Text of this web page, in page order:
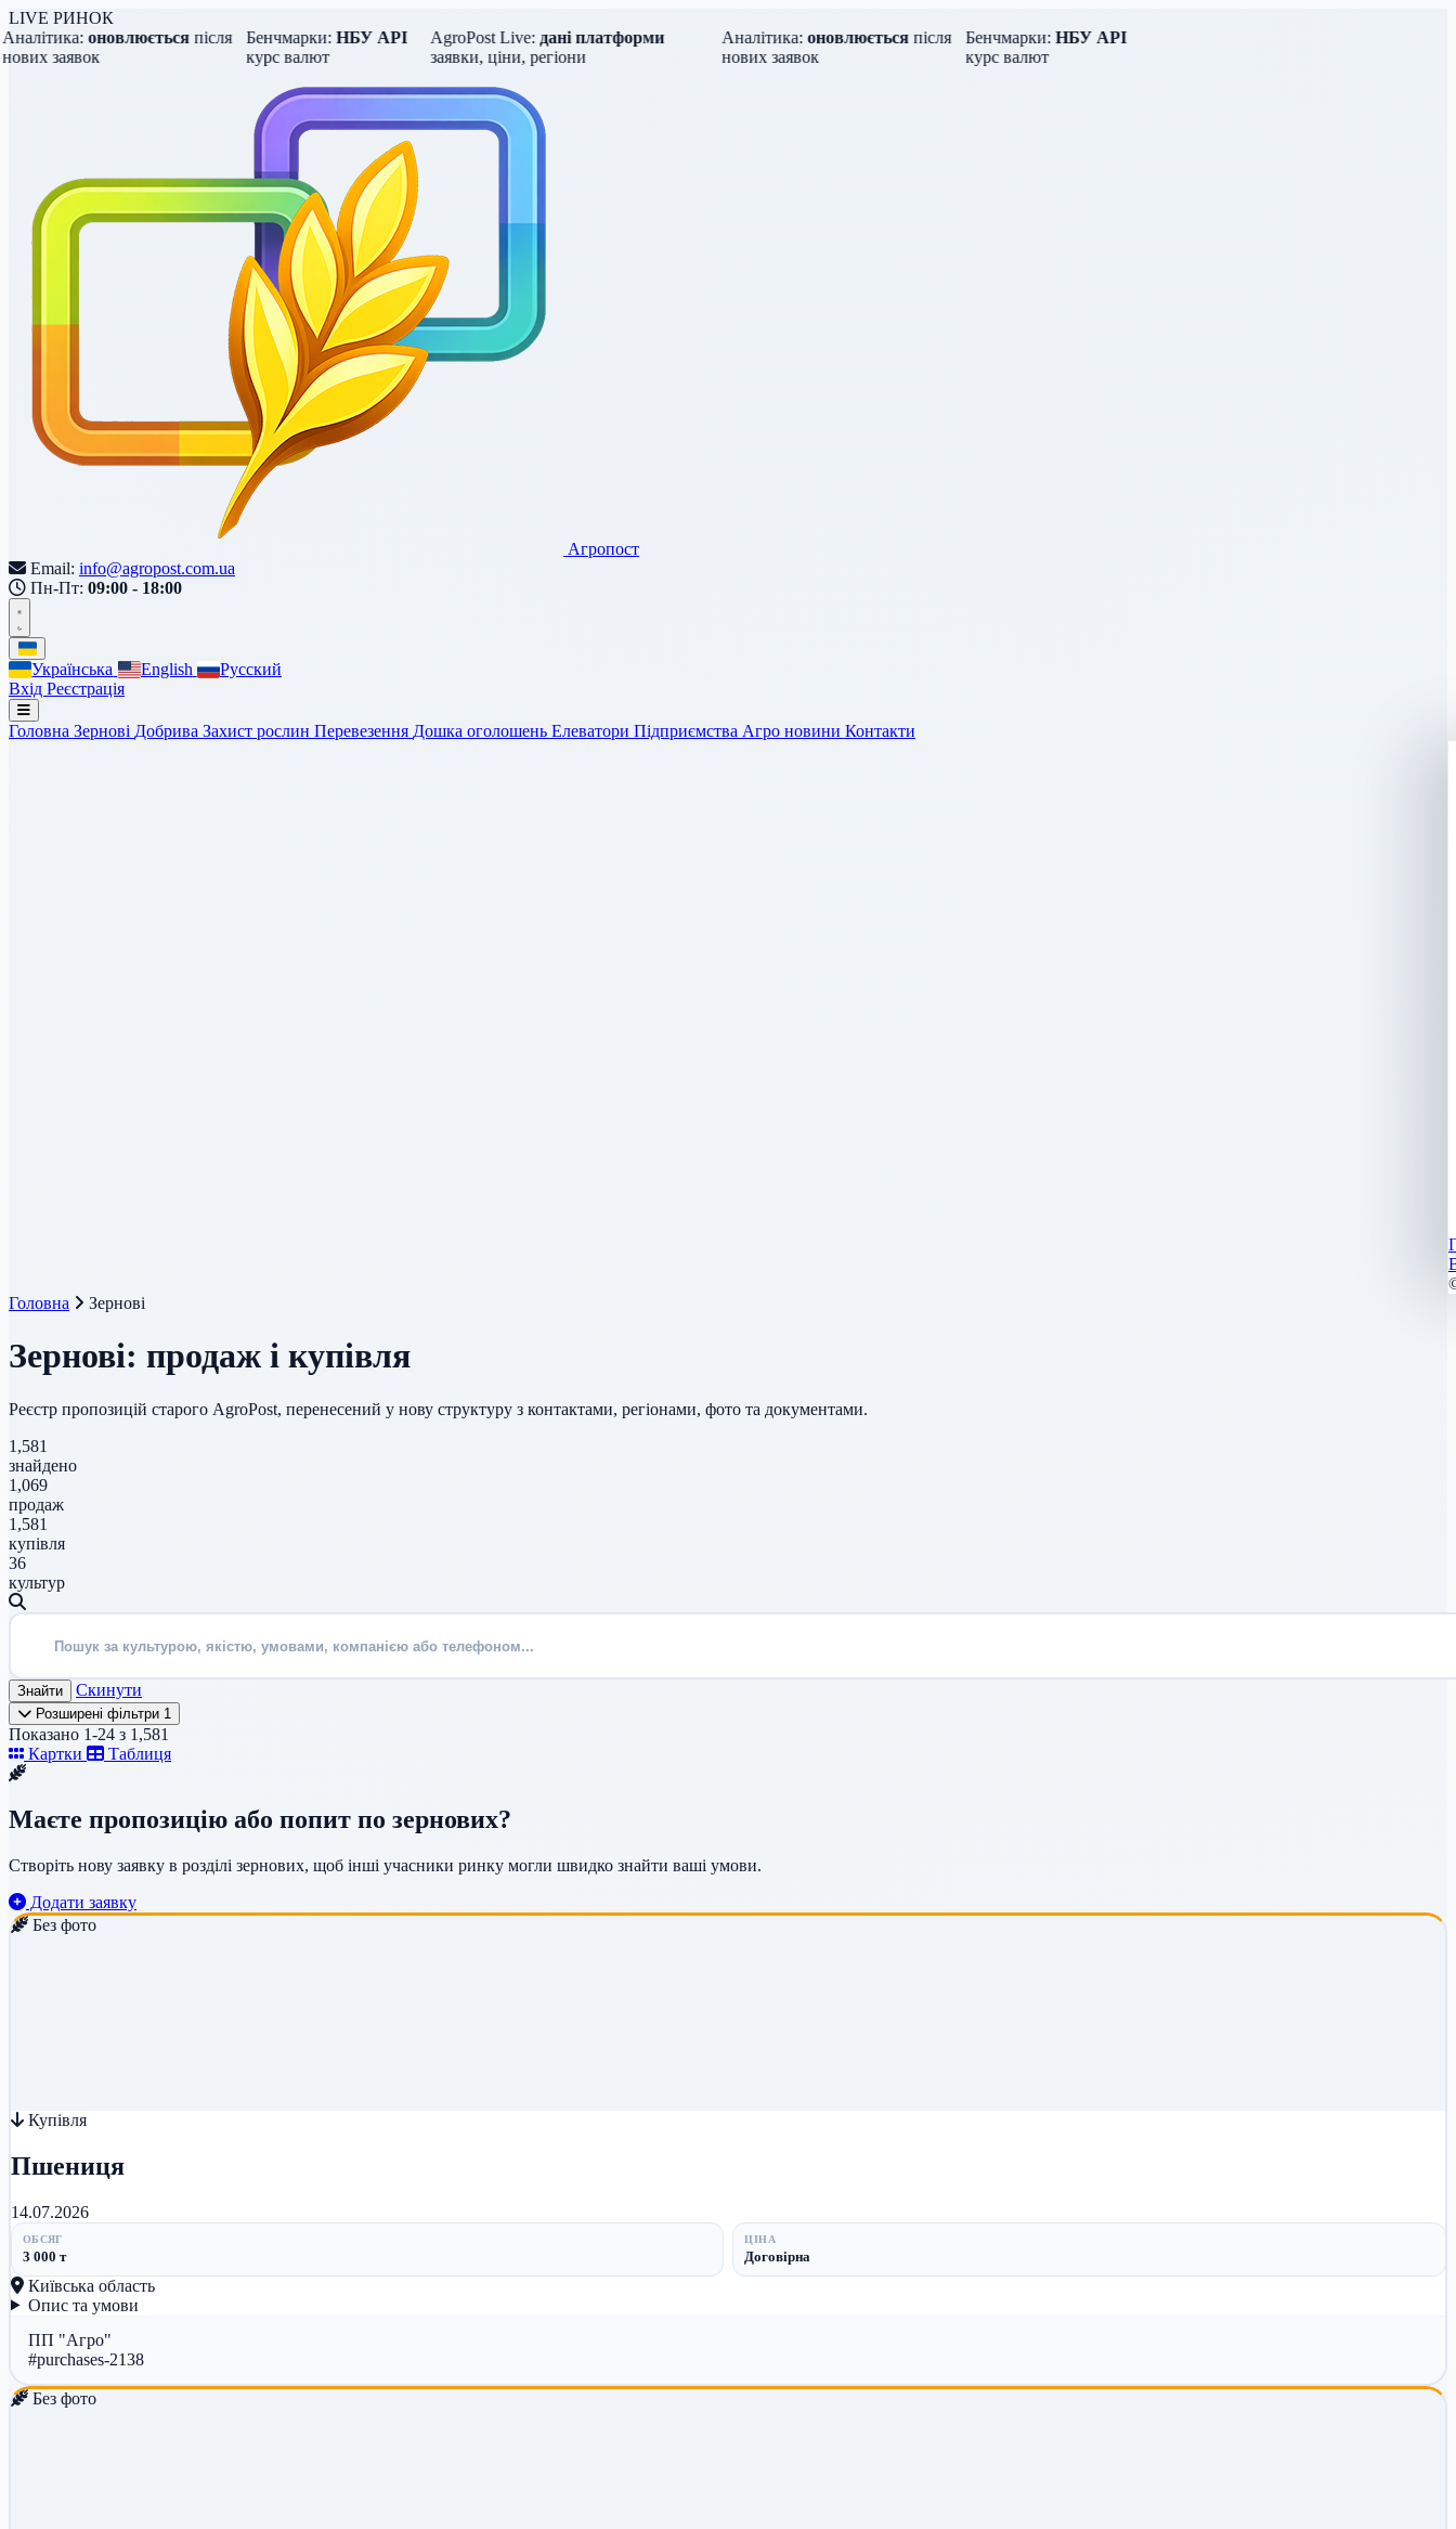
LIVE РИНОК
оновлюється після
заявок
Бенчмарки:НБУ API
курс валют
AgroPost Live:дані платформи
заявки, ціни, регіони
Аналітика:оновлюється після
нових заявок
Бенчмарки:НБУ API
курс валют
Агропост
Email: info@agropost.com.ua
Пн-Пт: 09:00 - 18:00
Українська English
Русский
Вхід Реєстрація
Головна Зернові Добрива Захист рослин Перевезення Дошка оголошень Елеватори Підприємства Агро новини Контакти
Головна
Зернові
Зернові: продаж і купівля
Реєстр пропозицій старого AgroPost, перенесений у нову структуру з контактами, регіонами, фото та документами.
1,581
знайдено
1,069
продаж
1,581
купівля
36
культур
Знайти Скинути
Розширені фільтри 1
Показано 1-24 з 1,581
Картки
Таблиця
Маєте пропозицію або попит по зернових?
Створіть нову заявку в розділі зернових, щоб інші учасники ринку могли швидко знайти ваші умови.
Додати заявку
Без фото
Купівля
Пшениця
14.07.2026
ОБСЯГ
3 000 т
ЦІНА
Договірна
Київська область
Опис та умови
ПП "Агро"
#purchases-2138
Без фото